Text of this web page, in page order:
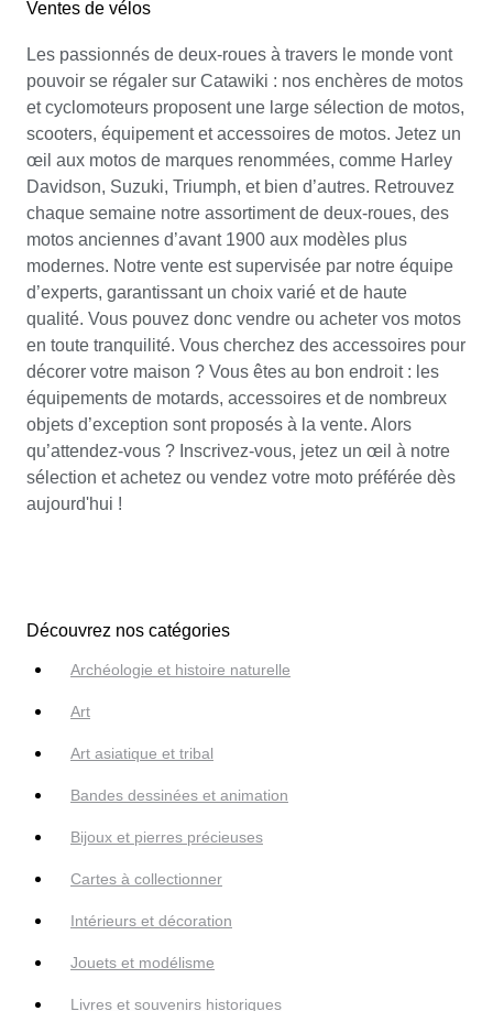
Ventes de vélos
Les passionnés de deux-roues à travers le monde vont
pouvoir se régaler sur Catawiki : nos enchères de motos
et cyclomoteurs proposent une large sélection de motos,
scooters, équipement et accessoires de motos. Jetez un
œil aux motos de marques renommées, comme Harley
Davidson, Suzuki, Triumph, et bien d’autres. Retrouvez
chaque semaine notre assortiment de deux-roues, des
motos anciennes d’avant 1900 aux modèles plus
modernes. Notre vente est supervisée par notre équipe
d’experts, garantissant un choix varié et de haute
qualité. Vous pouvez donc vendre ou acheter vos motos
en toute tranquilité. Vous cherchez des accessoires pour
décorer votre maison ? Vous êtes au bon endroit : les
équipements de motards, accessoires et de nombreux
objets d’exception sont proposés à la vente. Alors
qu’attendez-vous ? Inscrivez-vous, jetez un œil à notre
sélection et achetez ou vendez votre moto préférée dès
aujourd'hui !
Découvrez nos catégories
Archéologie et histoire naturelle
Art
Art asiatique et tribal
Bandes dessinées et animation
Bijoux et pierres précieuses
Cartes à collectionner
Intérieurs et décoration
Jouets et modélisme
Livres et souvenirs historiques